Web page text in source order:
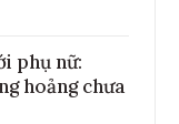
phụ nữ:
hoảng chưa